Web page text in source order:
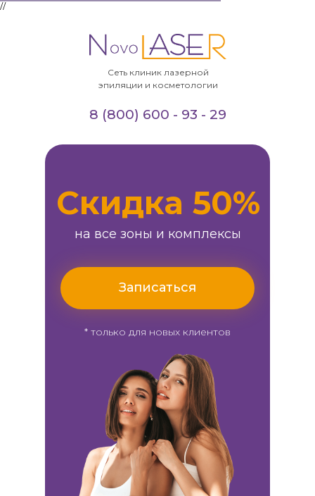
//
Сеть клиник лазерной
эпиляции и косметологии
Записаться
на все зоны и комплексы
Скидка 50%
8 (800) 600 - 93 - 29
* только для новых клиентов